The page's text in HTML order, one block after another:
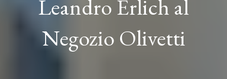
Leandro Erlich al
Negozio Olivetti